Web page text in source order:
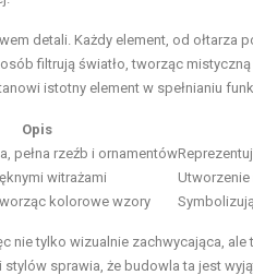
detali. Każdy element, od ołtarza
filtrują światło, tworząc
istotny element w spełnianiu
Opis
pełna rzeźb i ornamentów
witrażami
kolorowe wzory
nie tylko wizualnie zachwycająca,
stylów sprawia, że budowla ta jest